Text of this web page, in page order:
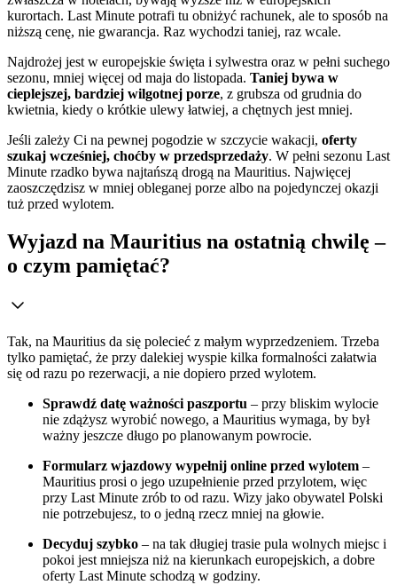
kurortach. Last Minute potrafi tu obniżyć rachunek, ale to sposób na
niższą cenę, nie gwarancja. Raz wychodzi taniej, raz wcale.
Najdrożej jest w europejskie święta i sylwestra oraz w pełni suchego
sezonu, mniej więcej od maja do listopada. Taniej bywa w
cieplejszej, bardziej wilgotnej porze, z grubsza od grudnia do
kwietnia, kiedy o krótkie ulewy łatwiej, a chętnych jest mniej.
Jeśli zależy Ci na pewnej pogodzie w szczycie wakacji, oferty
szukaj wcześniej, choćby w przedsprzedaży. W pełni sezonu Last
Minute rzadko bywa najtańszą drogą na Mauritius. Najwięcej
zaoszczędzisz w mniej obleganej porze albo na pojedynczej okazji
tuż przed wylotem.
Wyjazd na Mauritius na ostatnią chwilę –
o czym pamiętać?
Tak, na Mauritius da się polecieć z małym wyprzedzeniem. Trzeba
tylko pamiętać, że przy dalekiej wyspie kilka formalności załatwia
się od razu po rezerwacji, a nie dopiero przed wylotem.
Sprawdź datę ważności paszportu – przy bliskim wylocie
nie zdążysz wyrobić nowego, a Mauritius wymaga, by był
ważny jeszcze długo po planowanym powrocie.
Formularz wjazdowy wypełnij online przed wylotem –
Mauritius prosi o jego uzupełnienie przed przylotem, więc
przy Last Minute zrób to od razu. Wizy jako obywatel Polski
nie potrzebujesz, to o jedną rzecz mniej na głowie.
Decyduj szybko – na tak długiej trasie pula wolnych miejsc i
pokoi jest mniejsza niż na kierunkach europejskich, a dobre
oferty Last Minute schodzą w godziny.